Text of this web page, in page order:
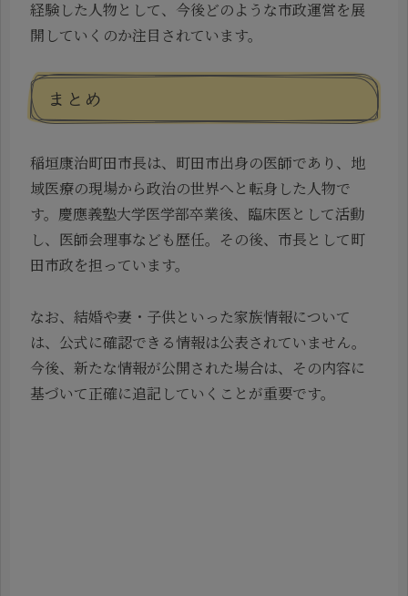
経験した人物として、今後どのような市政運営を展
開していくのか注目されています。
まとめ
稲垣康治町田市長は、町田市出身の医師であり、地
域医療の現場から政治の世界へと転身した人物で
す。慶應義塾大学医学部卒業後、臨床医として活動
し、医師会理事なども歴任。その後、市長として町
田市政を担っています。
なお、結婚や妻・子供といった家族情報について
は、公式に確認できる情報は公表されていません。
今後、新たな情報が公開された場合は、その内容に
基づいて正確に追記していくことが重要です。